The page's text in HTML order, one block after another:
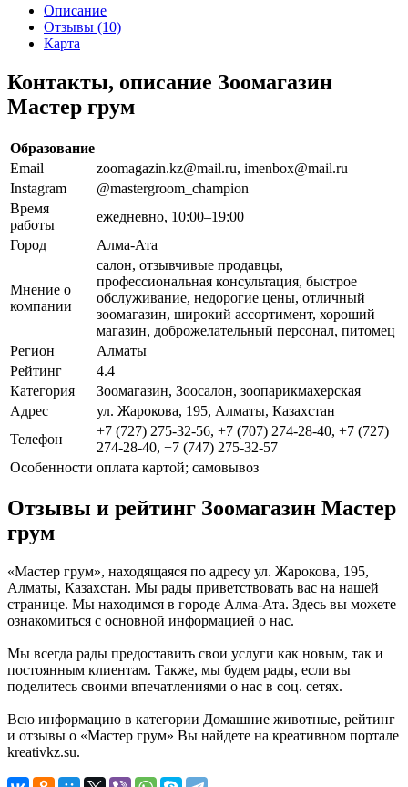
Описание
Отзывы (10)
Карта
Контакты, описание Зоомагазин
Мастер грум
Образование
Email
zoomagazin.kz@mail.ru, imenbox@mail.ru
Instagram
@mastergroom_champion
Время
работы
ежедневно, 10:00–19:00
Город
Алма-Ата
Мнение о
компании
салон, отзывчивые продавцы,
профессиональная консультация, быстрое
обслуживание, недорогие цены, отличный
зоомагазин, широкий ассортимент, хороший
магазин, доброжелательный персонал, питомец
Регион
Алматы
Рейтинг
4.4
Категория
Зоомагазин, Зоосалон, зоопарикмахерская
Адрес
ул. Жарокова, 195, Алматы, Казахстан
Телефон
+7 (727) 275-32-56, +7 (707) 274-28-40, +7 (727)
274-28-40, +7 (747) 275-32-57
Особенности оплата картой; самовывоз
Отзывы и рейтинг Зоомагазин Мастер
грум
«Мастер грум», находящаяся по адресу ул. Жарокова, 195,
Алматы, Казахстан. Мы рады приветствовать вас на нашей
странице. Мы находимся в городе Алма-Ата. Здесь вы можете
ознакомиться с основной информацией о нас.
Мы всегда рады предоставить свои услуги как новым, так и
постоянным клиентам. Также, мы будем рады, если вы
поделитесь своими впечатлениями о нас в соц. сетях.
Всю информацию в категории Домашние животные, рейтинг
и отзывы о «Мастер грум» Вы найдете на креативном портале
kreativkz.su.